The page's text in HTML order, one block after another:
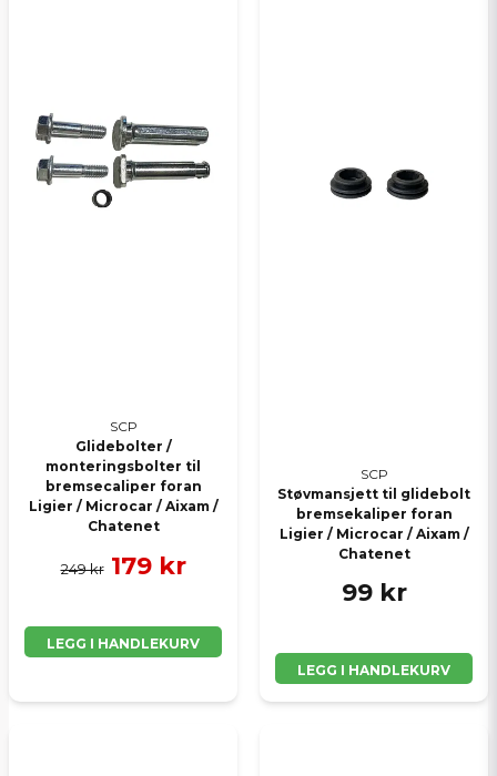
SCP
Glidebolter /
monteringsbolter til
bremsecaliper foran
Ligier / Microcar / Aixam /
Chatenet
249 kr 179 kr
LEGG I HANDLEKURV
SCP
Støvmansjett til glidebolt
bremsekaliper foran
Ligier / Microcar / Aixam /
Chatenet
99 kr
LEGG I HANDLEKURV